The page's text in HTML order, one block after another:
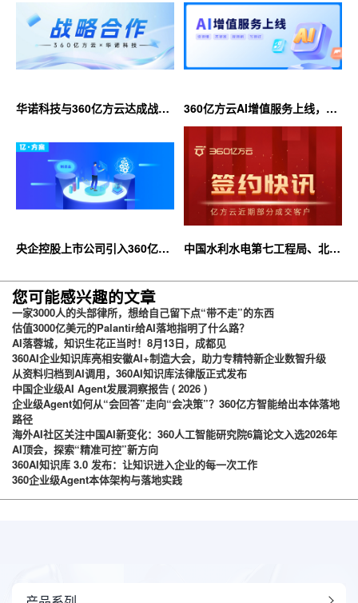
华诺科技与360亿方云达成战略
360亿方云AI增值服务上线，超
大限时优惠等你来！
央企控股上市公司引入360亿方
台
中国水利水电第七工程局、北京
您可能感兴趣的文章
一家3000人的头部律所，想给自己留下点“带不走”的东西
估值3000亿美元的Palantir给AI落地指明了什么路？
AI落蓉城，知识生花正当时！8月13日，成都见
360AI企业知识库亮相安徽AI+制造大会，助力专精特新企业数智升级
从资料归档到AI调用，360AI知识库法律版正式发布
中国企业级AI Agent发展洞察报告 ( 2026 )
企业级Agent如何从“会回答”走向“会决策”？360亿方智能给出本体落地
路径
海外AI社区关注中国AI新变化：360人工智能研究院6篇论文入选2026年
AI顶会，探索“精准可控”新方向
360AI知识库 3.0 发布：让知识进入企业的每一次工作
360企业级Agent本体架构与落地实践